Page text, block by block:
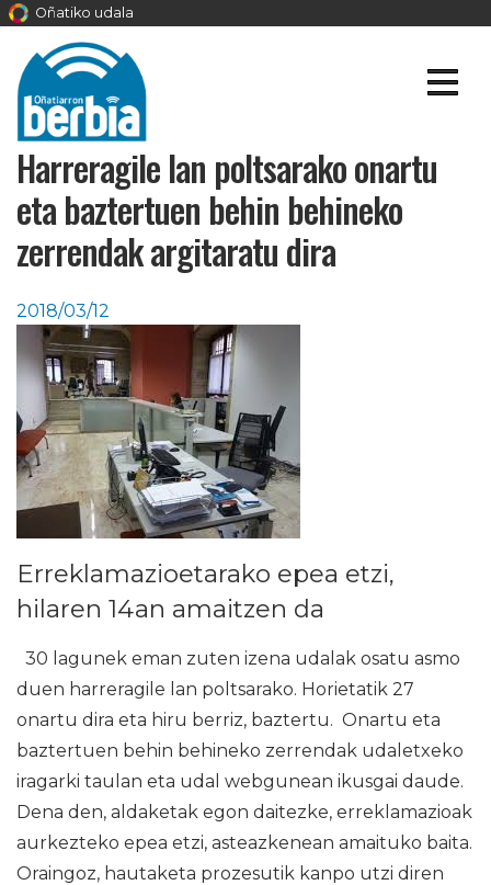
Oñatiko udala
Harreragile lan poltsarako onartu
eta baztertuen behin behineko
zerrendak argitaratu dira
2018/03/12
Erreklamazioetarako epea etzi,
hilaren 14an amaitzen da
30 lagunek eman zuten izena udalak osatu asmo
duen harreragile lan poltsarako. Horietatik 27
onartu dira eta hiru berriz, baztertu. Onartu eta
baztertuen behin behineko zerrendak udaletxeko
iragarki taulan eta udal webgunean ikusgai daude.
Dena den, aldaketak egon daitezke, erreklamazioak
aurkezteko epea etzi, asteazkenean amaituko baita.
Oraingoz, hautaketa prozesutik kanpo utzi diren